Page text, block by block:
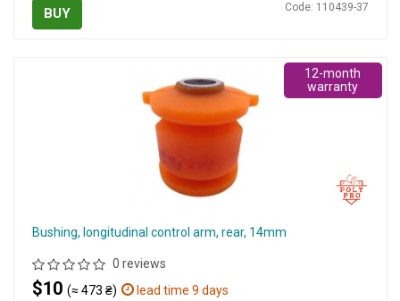
BUY Code: 110439-37
Bushing, longitudinal control arm, rear, 14mm
0 reviews
$10 (≈ 473 ₴) lead time 9 days
12-month
warranty